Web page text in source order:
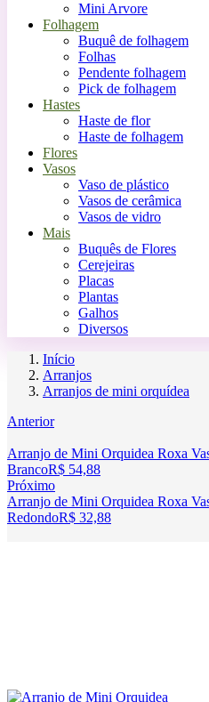
Mini Arvore
Folhagem
Buquê de folhagem
Folhas
Pendente folhagem
Pick de folhagem
Hastes
Haste de flor
Haste de folhagem
Flores
Vasos
Vaso de plástico
Vasos de cerâmica
Vasos de vidro
Mais
Buquês de Flores
Cerejeiras
Placas
Plantas
Galhos
Diversos
Início
Arranjos
Arranjos de mini orquídea
Anterior
Arranjo de Mini Orquidea Roxa
BrancoR$ 54,88
Próximo
Arranjo de Mini Orquidea Roxa
RedondoR$ 32,88